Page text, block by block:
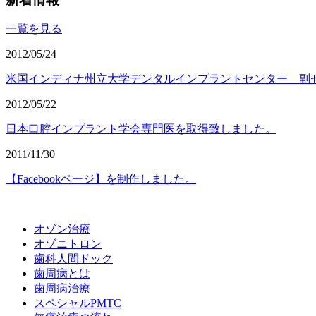
一覧を見る
2012/05/24
米国インディナ州立大学デンタルインプラントセンター 副
2012/05/22
日本口腔インプラント学会専門医を取得致しました。
2011/11/30
【Facebookページ】を制作しました。
オゾン治療
オゾニトロン
歯科人間ドック
歯周病とは
歯周病治療
スペシャルPMTC